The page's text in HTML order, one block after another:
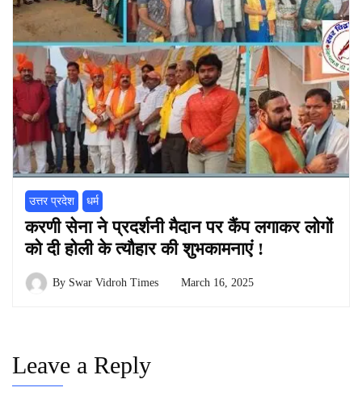
उत्तर प्रदेश धर्म
करणी सेना ने प्रदर्शनी मैदान पर कैंप लगाकर लोगों
को दी होली के त्यौहार की शुभकामनाएं !
By Swar Vidroh Times March 16, 2025
Leave a Reply